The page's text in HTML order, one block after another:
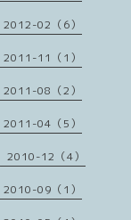
2012-02（6）
2011-11（1）
2011-08（2）
2011-04（5）
2010-12（4）
2010-09（1）